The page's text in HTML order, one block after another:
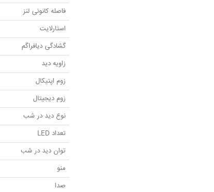
فاصله کانونی لنز
استارلایت
گشادگی دیافراگم
زاویه دید
زوم اپتیکال
زوم دیجیتال
نوع دید در شب
تعداد LED
توان دید در شب
منو
صدا